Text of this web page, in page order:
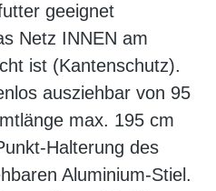
geeignet
Netz INNEN am
ist (Kantenschutz).
ausziehbar von 95
max. 195 cm
Halterung des
Aluminium-Stiel.